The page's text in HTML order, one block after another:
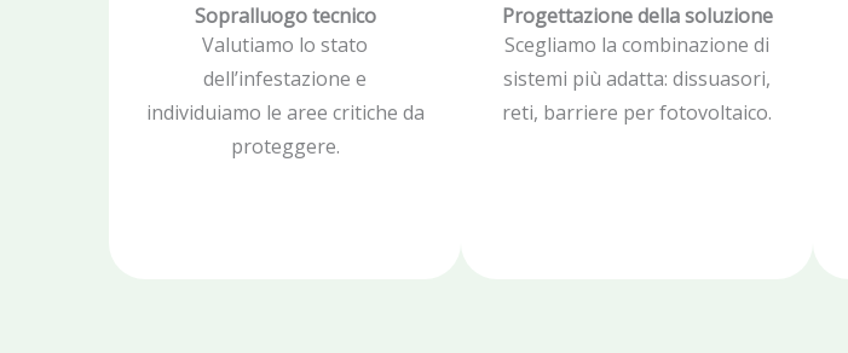
Sopralluogo tecnico
Valutiamo lo stato
dell’infestazione e
individuiamo le aree critiche da
proteggere.
Progettazione della soluzione
Scegliamo la combinazione di
sistemi più adatta: dissuasori,
reti, barriere per fotovoltaico.